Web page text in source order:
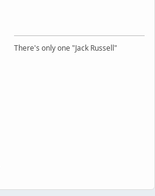
There's only one "Jack Russell"